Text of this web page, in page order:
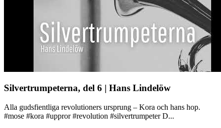
Silvertrumpeterna, del 6 | Hans Lindelöw
Alla gudsfientliga revolutioners ursprung – Kora och hans hop.
#mose #kora #uppror #revolution #silvertrumpeter D...